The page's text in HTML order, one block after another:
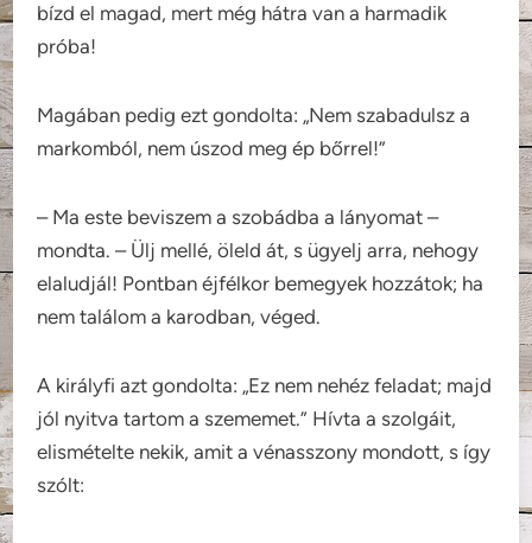
bízd el magad, mert még hátra van a harmadik
próba!
Magában pedig ezt gondolta: „Nem szabadulsz a
markomból, nem úszod meg ép bőrrel!”
– Ma este beviszem a szobádba a lányomat –
mondta. – Ülj mellé, öleld át, s ügyelj arra, nehogy
elaludjál! Pontban éjfélkor bemegyek hozzátok; ha
nem találom a karodban, véged.
A királyfi azt gondolta: „Ez nem nehéz feladat; majd
jól nyitva tartom a szememet.” Hívta a szolgáit,
elismételte nekik, amit a vénasszony mondott, s így
szólt: